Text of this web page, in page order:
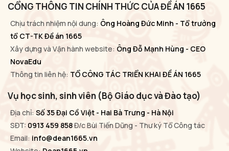
CỔNG THÔNG TIN CHÍNH THỨC CỦA ĐỀ ÁN 1665
Chịu trách nhiệm nội dung: Ông Hoàng Đức Minh - Tổ trưởng
tổ CT-TK Đề án 1665
Xây dựng và Vận hành website: Ông Đỗ Mạnh Hùng - CEO
NovaEdu
Thông tin liên hệ: TỔ CÔNG TÁC TRIỂN KHAI ĐỀ ÁN 1665
Vụ học sinh, sinh viên (Bộ Giáo dục và Đào tạo)
Địa chỉ: Số 35 Đại Cồ Việt - Hai Bà Trưng - Hà Nội
SĐT: 0913 459 858Đ/c Bùi Tiến Dũng - Thư ký Tổ Công tác
Email: info@dean1665.vn